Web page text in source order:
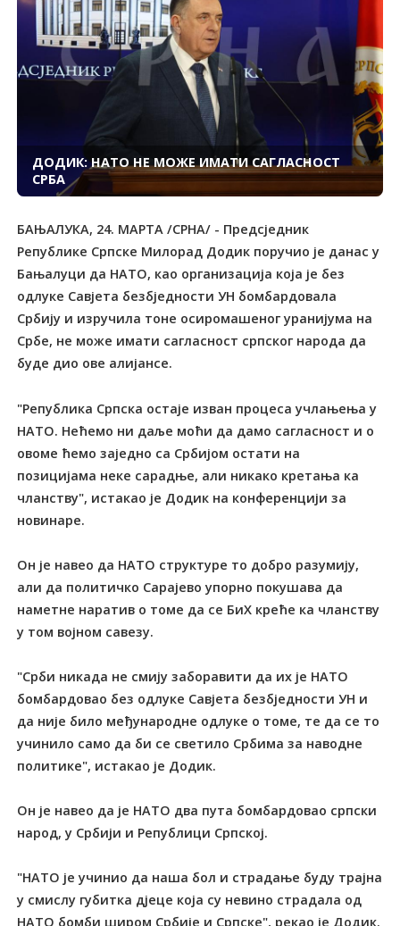
ДОДИК: НАТО НЕ МОЖЕ ИМАТИ САГЛАСНОСТ
СРБА
БАЊАЛУКА, 24. МАРТА /СРНА/ - Предсједник
Републике Српске Милорад Додик поручио је данас у
Бањалуци да НАТО, као организација која је без
одлуке Савјета безбједности УН бомбардовала
Србију и изручила тоне осиромашеног уранијума на
Србе, не може имати сагласност српског народа да
буде дио ове алијансе.
"Република Српска остаје изван процеса учлањења у
НАТО. Нећемо ни даље моћи да дамо сагласност и о
овоме ћемо заједно са Србијом остати на
позицијама неке сарадње, али никако кретања ка
чланству", истакао је Додик на конференцији за
новинаре.
Он је навео да НАТО структуре то добро разумију,
али да политичко Сарајево упорно покушава да
наметне наратив о томе да се БиХ креће ка чланству
у том војном савезу.
"Срби никада не смију заборавити да их је НАТО
бомбардовао без одлуке Савјета безбједности УН и
да није било међународне одлуке о томе, те да се то
учинило само да би се светило Србима за наводне
политике", истакао је Додик.
Он је навео да је НАТО два пута бомбардовао српски
народ, у Србији и Републици Српској.
"НАТО је учинио да наша бол и страдање буду трајна
у смислу губитка дјеце која су невино страдала од
НАТО бомби широм Србије и Српске", рекао је Додик.